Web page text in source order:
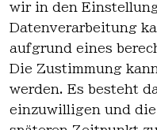
wir in den
Datenverarbeitung
aufgrund eines
Die Zustimmung
werden. Es besteht
einzuwilligen und
es
AGB
Datenschutz
Kontakt
Kontakt